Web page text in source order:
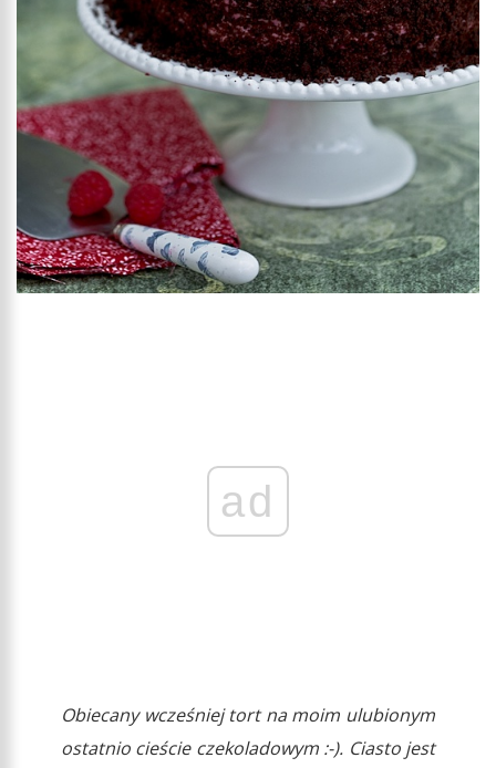
ad
Obiecany wcześniej tort na moim ulubionym
ostatnio cieście czekoladowym :-). Ciasto jest